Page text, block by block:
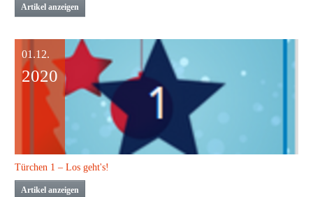
Artikel anzeigen
01.12.
2020
Türchen 1 – Los geht's!
Artikel anzeigen